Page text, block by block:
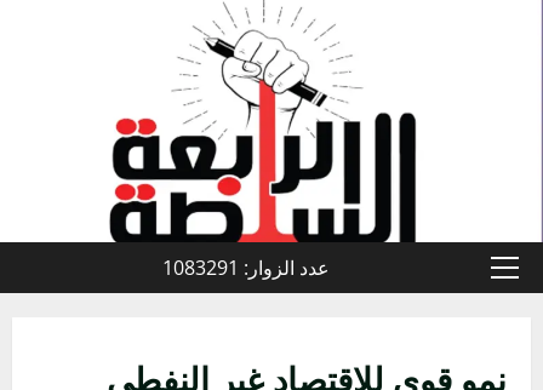
القائمة
عدد الزوار: 1083291
نمو قوي للاقتصاد غير النفطي